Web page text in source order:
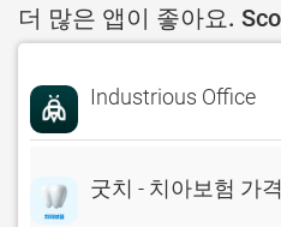
더 많은 앱이 좋아요.
Industrious Office
굿치 - 치아보험 가